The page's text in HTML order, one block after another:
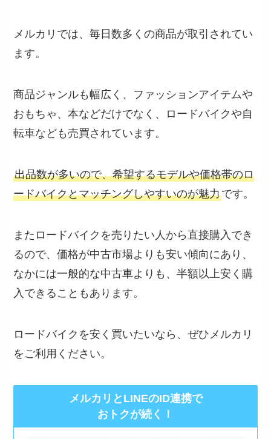
メルカリでは、毎日数多くの商品が取引されてい
ます。
商品ジャンルも幅広く、ファッションアイテムや
おもちゃ、本などだけでなく、ロードバイクや自
転車なども売買されています。
出品数が多いので、希望するモデルや価格帯のロ
ードバイクとマッチングしやすいのが魅力です。
またロードバイクを売りたい人から直接購入でき
るので、価格が中古市場よりも安い傾向にあり、
なかには一般的な中古車よりも、半額以上安く購
入できることもあります。
ロードバイクを安く買いたいなら、ぜひメルカリ
をご利用ください。
メルカリとLINEのID連携で
おトクが続く！